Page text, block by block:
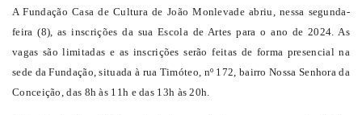
A Fundação Casa de Cultura de João Monlevade abriu, nessa segunda-
feira (8), as inscrições da sua Escola de Artes para o ano de 2024. As
vagas são limitadas e as inscrições serão feitas de forma presencial na
sede da Fundação, situada à rua Timóteo, nº 172, bairro Nossa Senhora da
Conceição, das 8h às 11h e das 13h às 20h.